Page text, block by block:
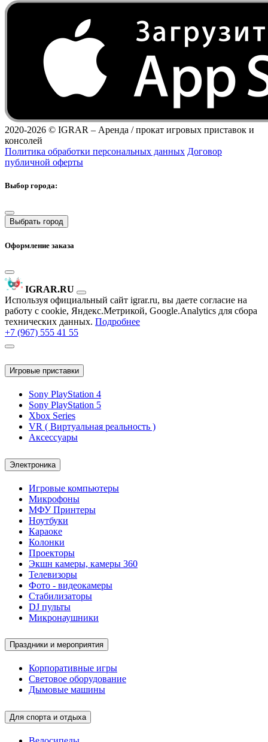
2020-2026 © IGRAR – Аренда / прокат игровых приставок и
консолей
Политика обработки персональных данных Договор
публичной оферты
Выбор города:
Выбрать город
Оформление заказа
IGRAR.RU
Используя официальный сайт igrar.ru, вы даете согласие на
работу с cookie, Яндекс.Метрикой, Google.Analytics для сбора
технических данных. Подробнее
+7 (967) 555 41 55
Игровые приставки
Sony PlayStation 4
Sony PlayStation 5
Xbox Series
VR ( Виртуальная реальность )
Аксессуары
Электроника
Игровые компьютеры
Микрофоны
МФУ Принтеры
Ноутбуки
Караоке
Колонки
Проекторы
Экшн камеры, камеры 360
Телевизоры
Фото - видеокамеры
Стабилизаторы
DJ пульты
Микронаушники
Праздники и мероприятия
Корпоративные игры
Световое оборудование
Дымовые машины
Для спорта и отдыха